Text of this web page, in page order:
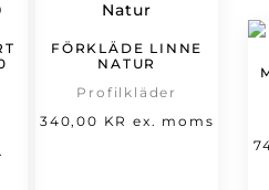
FÖRKLÄDE LINNE
NATUR
Profilkläder
340,00 KR ex. moms